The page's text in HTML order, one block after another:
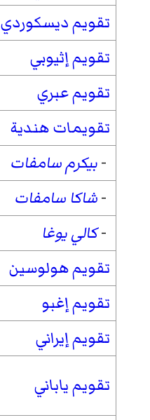
تقويم ديسكوردي
تقويم إثيوبي
تقويم عبري
تقويمات هندية
-بيكرم سامفات
-شاكا سامفات
-كالي يوغا
تقويم هولوسين
تقويم إغبو
تقويم إيراني
تقويم ياباني